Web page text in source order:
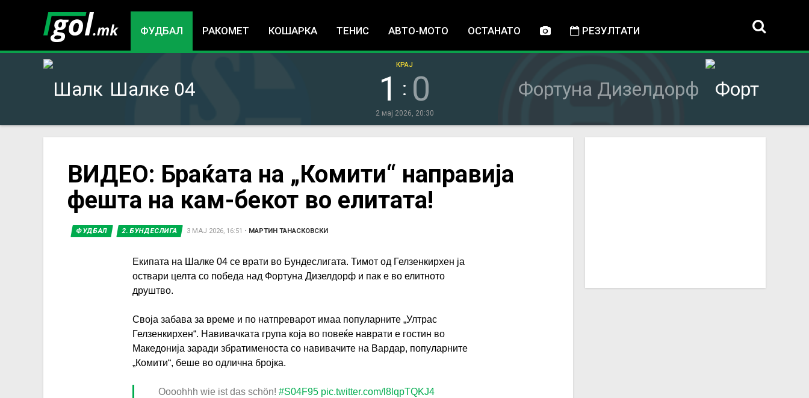
ФУДБАЛ РАКОМЕТ КОШАРКА ТЕНИС АВТО-МОТО ОСТАНАТО РЕЗУЛТАТИ
Шалке 04 Фортуна Дизелдорф
1 : 0
КРАЈ
2 мај 2026, 20:30
here
ВИДЕО: Браќата на „Комити“ направија
фешта на кам-бекот во елитата!
ФУДБАЛ 2. БУНДЕСЛИГА 3 МАЈ 2026, 16:51 • МАРТИН ТАНАСКОВСКИ
Екипата на Шалке 04 се врати во Бундеслигата. Тимот од Гелзенкирхен ја
оствари целта со победа над Фортуна Дизелдорф и пак е во елитното
друштво.
Своја забава за време и по натпреварот имаа популарните „Ултрас
Гелзенкирхен“. Навивачката група која во повеќе наврати е гостин во
Македонија заради збратименоста со навивачите на Вардар, популарните
„Комити“, беше во одлична бројка.
Oooohhh wie ist das schön! #S04F95 pic.twitter.com/l8lqpTQKJ4